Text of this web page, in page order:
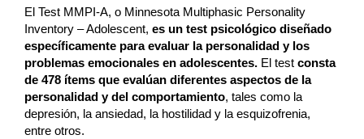
El Test MMPI-A, o Minnesota Multiphasic Personality
Inventory – Adolescent, es un test psicológico diseñado
específicamente para evaluar la personalidad y los
problemas emocionales en adolescentes. El test consta
de 478 ítems que evalúan diferentes aspectos de la
personalidad y del comportamiento, tales como la
depresión, la ansiedad, la hostilidad y la esquizofrenia,
entre otros.